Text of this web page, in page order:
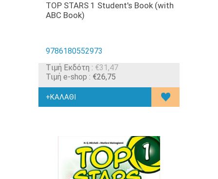
TOP STARS 1 Student's Book (with
ABC Book)
9786180552973
Tιμή Εκδότη : €31,47
Τιμή e-shop : €26,75